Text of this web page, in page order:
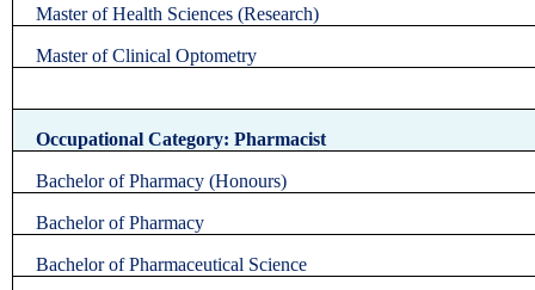
Master of Health Sciences (Research)
Master of Clinical Optometry
Occupational Category: Pharmacist
Bachelor of Pharmacy (Honours)
Bachelor of Pharmacy
Bachelor of Pharmaceutical Science